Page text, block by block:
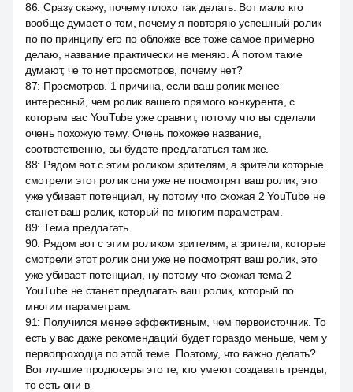
86: Сразу скажу, почему плохо так делать. Вот мало кто
вообще думает о том, почему я повторяю успешный ролик
по по принципу его по обложке все тоже самое примерно
делаю, название практически не меняю. А потом такие
думают, че то нет просмотров, почему нет?
87: Просмотров. 1 причина, если ваш ролик менее
интересный, чем ролик вашего прямого конкурента, с
которым вас YouTube уже сравнит, потому что вы сделали
очень похожую тему. Очень похожее название,
соответственно, вы будете предлагаться там же.
88: Рядом вот с этим роликом зрителям, а зрители которые
смотрели этот ролик они уже не посмотрят ваш ролик, это
уже убивает потенциал, ну потому что схожая 2 YouTube не
станет ваш ролик, который по многим параметрам.
89: Тема предлагать.
90: Рядом вот с этим роликом зрителям, а зрители, которые
смотрели этот ролик они уже не посмотрят ваш ролик, это
уже убивает потенциал, ну потому что схожая тема 2
YouTube не станет предлагать ваш ролик, который по
многим параметрам.
91: Получился менее эффективным, чем первоисточник. То
есть у вас даже рекомендаций будет гораздо меньше, чем у
первопроходца по этой теме. Поэтому, что важно делать?
Вот лучшие продюсеры это те, кто умеют создавать тренды,
то есть они в